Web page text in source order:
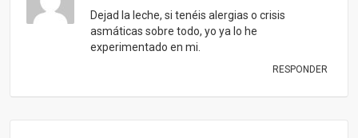
Dejad la leche, si tenéis alergias o crisis
asmáticas sobre todo, yo ya lo he
experimentado en mi.
RESPONDER